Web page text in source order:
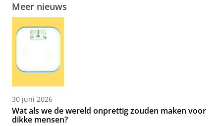
Meer nieuws
30 juni 2026
Wat als we de wereld onprettig zouden maken voor
dikke mensen?